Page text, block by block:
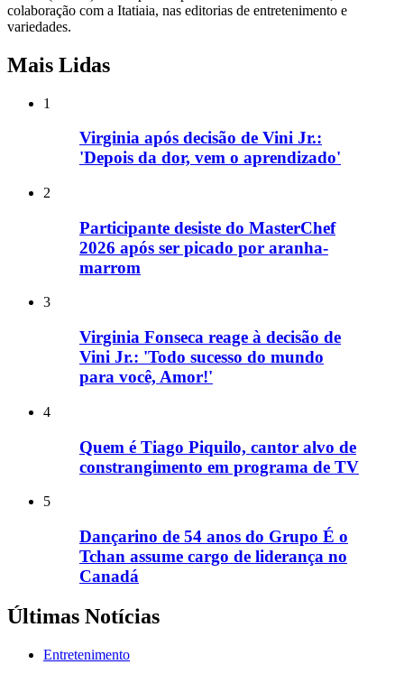
colaboração com a Itatiaia, nas editorias de entretenimento e
variedades.
Mais Lidas
1
Virginia após decisão de Vini Jr.:
'Depois da dor, vem o aprendizado'
2
Participante desiste do MasterChef
2026 após ser picado por aranha-
marrom
3
Virginia Fonseca reage à decisão de
Vini Jr.: 'Todo sucesso do mundo
para você, Amor!'
4
Quem é Tiago Piquilo, cantor alvo de
constrangimento em programa de TV
5
Dançarino de 54 anos do Grupo É o
Tchan assume cargo de liderança no
Canadá
Últimas Notícias
Entretenimento